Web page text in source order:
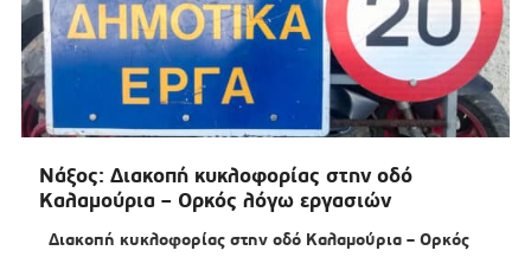
Νάξος: Διακοπή κυκλοφορίας στην οδό
Καλαμούρια – Ορκός λόγω εργασιών
Διακοπή κυκλοφορίας στην οδό Καλαμούρια – Ορκός